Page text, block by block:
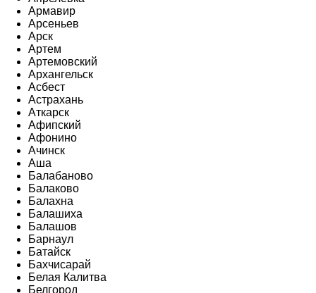
Армавир
Арсеньев
Арск
Артем
Артемовский
Архангельск
Асбест
Астрахань
Аткарск
Афипский
Афонино
Ачинск
Аша
Балабаново
Балаково
Балахна
Балашиха
Балашов
Барнаул
Батайск
Бахчисарай
Белая Калитва
Белгород